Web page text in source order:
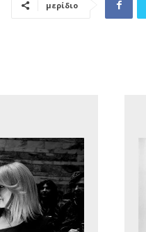
μερίδιο